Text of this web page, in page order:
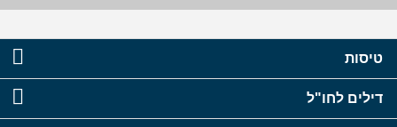
טיסות
דילים לחו"ל